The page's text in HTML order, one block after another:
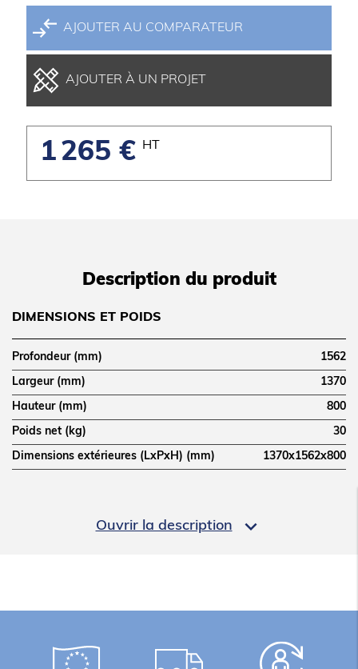
AJOUTER AU COMPARATEUR
AJOUTER À UN PROJET
1 265 € HT
Ouvrir la description 
Description du produit
DIMENSIONS ET POIDS
Profondeur (mm) 1562
Largeur (mm) 1370
Hauteur (mm) 800
Poids net (kg) 30
Dimensions extérieures (LxPxH) (mm) 1370x1562x800
Possibilité 12 jeux de glissières en accessoires